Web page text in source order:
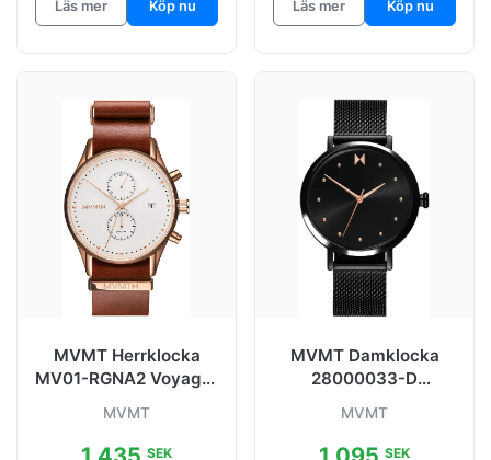
Läs mer Köp nu Läs mer Köp nu
MVMT Herrklocka
MV01-RGNA2 Voyager
MVMT
SEK
MVMT Damklocka
28000033-D
MVMT
SEK